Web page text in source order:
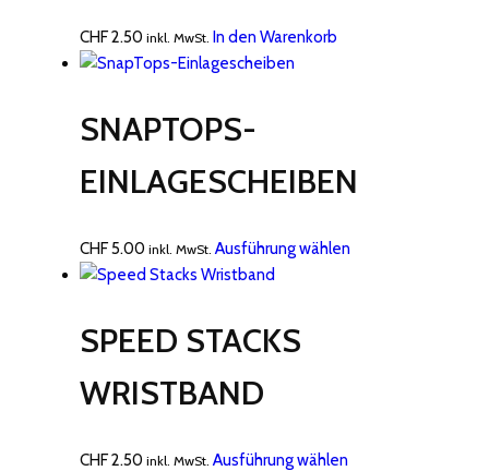
CHF2.50 inkl. MwSt. In den Warenkorb
SNAPTOPS-
EINLAGESCHEIBEN
CHF5.00 inkl. MwSt. Ausführung wählenDieses
SPEED STACKS
WRISTBAND
CHF2.50 inkl. MwSt. Ausführung wählenDieses